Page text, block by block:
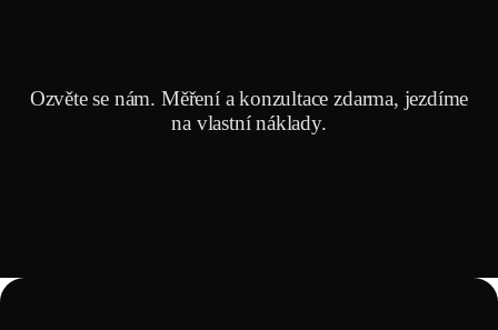
Ozvěte se nám. Měření a konzultace zdarma, jezdíme
na vlastní náklady.